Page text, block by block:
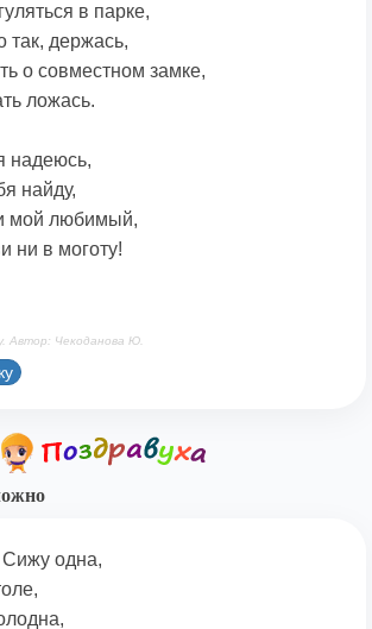
в парке,
так, держась,
о совместном замке,
ложась.
надеюсь,
найду,
мой любимый,
ни в моготу!
Автор: Чекоданова Ю.
Сижу одна,